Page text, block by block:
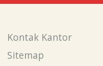
Kontak Kantor
Sitemap